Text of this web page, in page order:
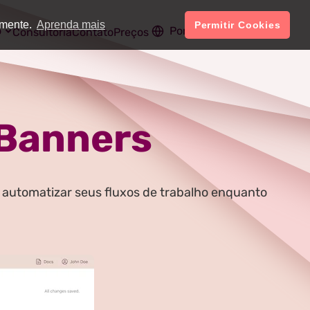
Aprenda mais Permitir Cookies
ConsultoriaContatoPreços Português Conta
seus fluxos de trabalho enquanto